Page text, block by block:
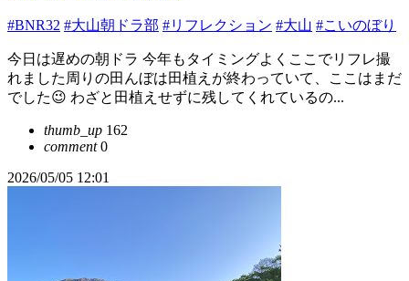
#BNR32 #大山朝ドラ部 #リフレクション #大山 #こいのぼり
今日は遅めの朝ドラ 今年もタイミングよくここでリフレ撮
れました周りの田んぼは田植えが終わっていて、ここはまだ
でした😉 わざと田植えせずに残してくれているの...
thumb_up 162
comment0
2026/05/05 12:01